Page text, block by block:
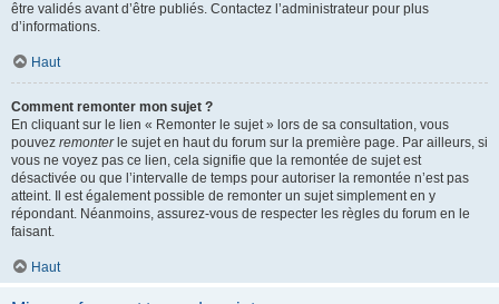
être validés avant d’être publiés. Contactez l’administrateur pour plus
d’informations.
Haut
Comment remonter mon sujet ?
En cliquant sur le lien « Remonter le sujet » lors de sa consultation, vous
pouvez remonterle sujet en haut du forum sur la première page. Par ailleurs, si
vous ne voyez pas ce lien, cela signifie que la remontée de sujet est
désactivée ou que l’intervalle de temps pour autoriser la remontée n’est pas
atteint. Il est également possible de remonter un sujet simplement en y
répondant. Néanmoins, assurez-vous de respecter les règles du forum en le
faisant.
Haut